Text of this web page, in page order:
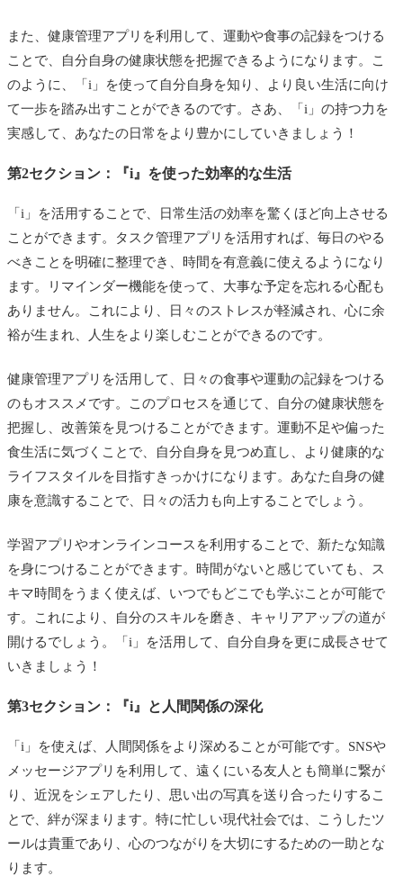
また、健康管理アプリを利用して、運動や食事の記録をつける
ことで、自分自身の健康状態を把握できるようになります。こ
のように、「i」を使って自分自身を知り、より良い生活に向け
て一歩を踏み出すことができるのです。さあ、「i」の持つ力を
実感して、あなたの日常をより豊かにしていきましょう！
第2セクション：『i』を使った効率的な生活
「i」を活用することで、日常生活の効率を驚くほど向上させる
ことができます。タスク管理アプリを活用すれば、毎日のやる
べきことを明確に整理でき、時間を有意義に使えるようになり
ます。リマインダー機能を使って、大事な予定を忘れる心配も
ありません。これにより、日々のストレスが軽減され、心に余
裕が生まれ、人生をより楽しむことができるのです。
健康管理アプリを活用して、日々の食事や運動の記録をつける
のもオススメです。このプロセスを通じて、自分の健康状態を
把握し、改善策を見つけることができます。運動不足や偏った
食生活に気づくことで、自分自身を見つめ直し、より健康的な
ライフスタイルを目指すきっかけになります。あなた自身の健
康を意識することで、日々の活力も向上することでしょう。
学習アプリやオンラインコースを利用することで、新たな知識
を身につけることができます。時間がないと感じていても、ス
キマ時間をうまく使えば、いつでもどこでも学ぶことが可能で
す。これにより、自分のスキルを磨き、キャリアアップの道が
開けるでしょう。「i」を活用して、自分自身を更に成長させて
いきましょう！
第3セクション：『i』と人間関係の深化
「i」を使えば、人間関係をより深めることが可能です。SNSや
メッセージアプリを利用して、遠くにいる友人とも簡単に繋が
り、近況をシェアしたり、思い出の写真を送り合ったりするこ
とで、絆が深まります。特に忙しい現代社会では、こうしたツ
ールは貴重であり、心のつながりを大切にするための一助とな
ります。